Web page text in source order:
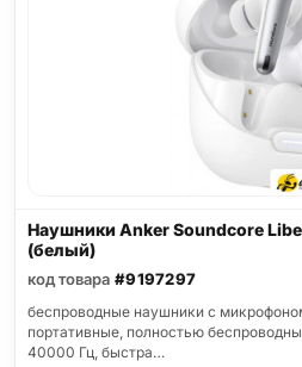
Наушники Anker Soundcore
(белый)
код товара #9197297
беспроводные наушники с
портативные, полностью
40000 Гц, быстра…